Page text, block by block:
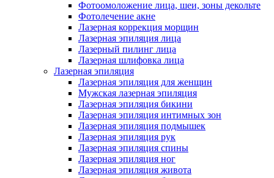
Фотоомоложение лица, шеи, зоны декольте
Фотолечение акне
Лазерная коррекция морщин
Лазерная эпиляция лица
Лазерный пилинг лица
Лазерная шлифовка лица
Лазерная эпиляция
Лазерная эпиляция для женщин
Мужская лазерная эпиляция
Лазерная эпиляция бикини
Лазерная эпиляция интимных зон
Лазерная эпиляция подмышек
Лазерная эпиляция рук
Лазерная эпиляция спины
Лазерная эпиляция ног
Лазерная эпиляция живота